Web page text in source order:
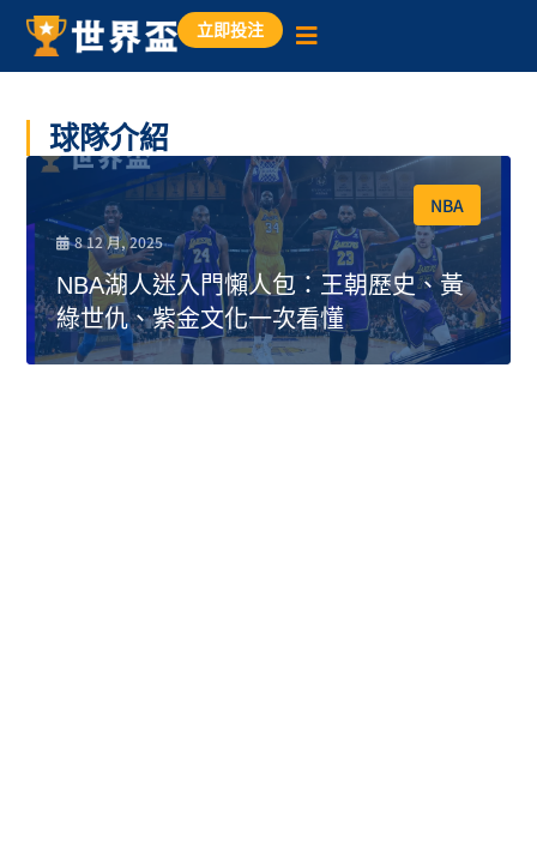
立即投注
球隊介紹
NBA
8 12 月, 2025
NBA湖人迷入門懶人包：王朝歷史、黃
綠世仇、紫金文化一次看懂